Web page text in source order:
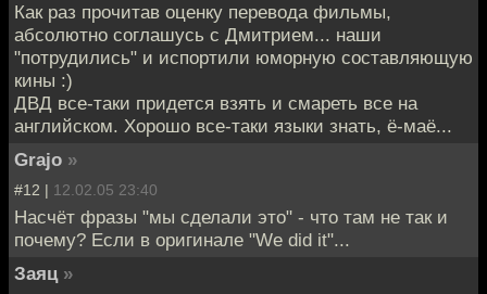
Как раз прочитав оценку перевода фильмы,
абсолютно соглашусь с Дмитрием... наши
"потрудились" и испортили юморную составляющую
кины :)
ДВД все-таки придется взять и смареть все на
английском. Хорошо все-таки языки знать, ё-маё...
Grajo »
#12 | 12.02.05 23:40
Насчёт фразы "мы сделали это" - что там не так и
почему? Eсли в оригинале "We did it"...
Заяц »